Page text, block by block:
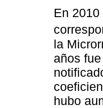
En
la
años
hubo